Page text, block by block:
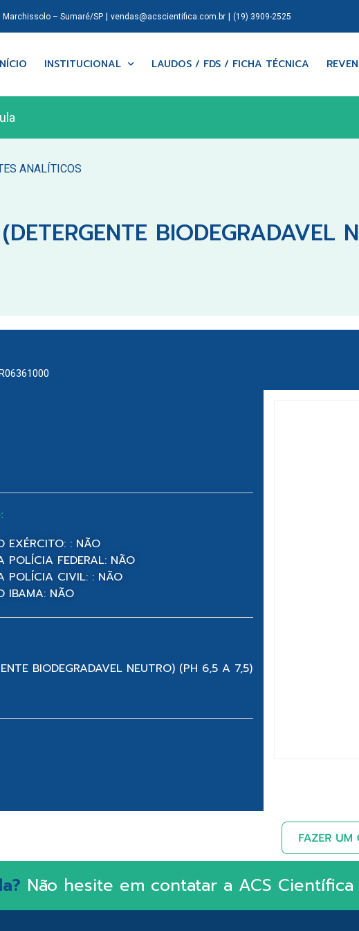
Marchissolo – Sumaré/SP| vendas@acscientifica.com.br| (19) 3909-2525
INSTITUCIONAL LAUDOS / FDS / FICHA TÉCNICA
ANALÍTICOS
EXÉRCITO: : NÃO
POLÍCIA FEDERAL: NÃO
POLÍCIA CIVIL: : NÃO
IBAMA: NÃO
BIODEGRADAVEL NEUTRO) (PH 6,5 A 7,5)
Não hesite em contatar a ACS Científica